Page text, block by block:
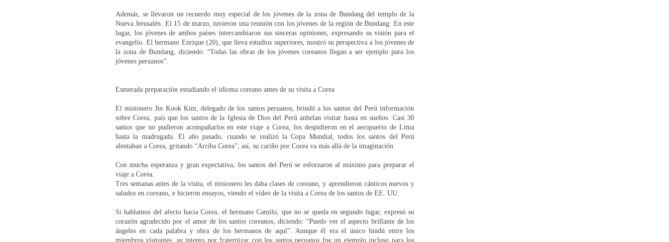
Además, se llevaron un recuerdo muy especial de los jóvenes de la zona de Bundang del templo de la
Nueva Jerusalén. El 15 de marzo, tuvieron una reunión con los jóvenes de la región de Bundang. En este
lugar, los jóvenes de ambos países intercambiaron sus sinceras opiniones, expresando su visión para el
evangelio. El hermano Enrique (20), que lleva estudios superiores, mostró su perspectiva a los jóvenes de
la zona de Bundang, diciendo: “Todas las obras de los jóvenes coreanos llegan a ser ejemplo para los
jóvenes peruanos”.
Esmerada preparación estudiando el idioma coreano antes de su visita a Corea
El misionero Jin Kook Kim, delegado de los santos peruanos, brindó a los santos del Perú información
sobre Corea, país que los santos de la Iglesia de Dios del Perú anhelan visitar hasta en sueños. Casi 30
santos que no pudieron acompañarlos en este viaje a Corea, los despidieron en el aeropuerto de Lima
hasta la madrugada. El año pasado, cuando se realizó la Copa Mundial, todos los santos del Perú
alentaban a Corea, gritando “Arriba Corea”; así, su cariño por Corea va más allá de la imaginación.
Con mucha esperanza y gran expectativa, los santos del Perú se esforzaron al máximo para preparar el
viaje a Corea.
Tres semanas antes de la visita, el misionero les daba clases de coreano, y aprendieron cánticos nuevos y
saludos en coreano, e hicieron ensayos, viendo el vídeo de la visita a Corea de los santos de EE. UU.
Si hablamos del afecto hacia Corea, el hermano Camilo, que no se queda en segundo lugar, expresó su
corazón agradecido por el amor de los santos coreanos, diciendo: “Puedo ver el aspecto brillante de los
ángeles en cada palabra y obra de los hermanos de aquí”. Aunque él era el único hindú entre los
miembros visitantes, su intento por fraternizar con los santos peruanos fue un ejemplo incluso para los